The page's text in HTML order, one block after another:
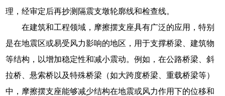
理，经审定后再抄测隔震支墩轮廓线和检查线。
在建筑和工程领域，摩擦摆支座具有广泛的应用，特别
是在地震区或易受风力影响的地区，用于支撑桥梁、建筑物
等结构，以增加稳定性和减小震动。例如，在公路桥梁、斜
拉桥、悬索桥以及特殊桥梁（如大跨度桥梁、重载桥梁等）
中，摩擦摆支座能够减少结构在地震或风力作用下的位移和